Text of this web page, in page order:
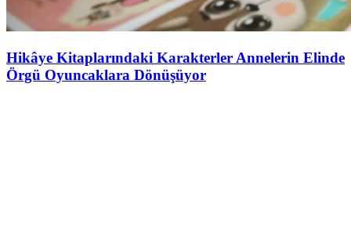
Hikâye Kitaplarındaki Karakterler Annelerin Elinde
Örgü Oyuncaklara Dönüşüyor